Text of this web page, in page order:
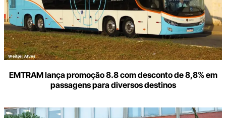
EMTRAM lança promoção 8.8 com desconto de 8,8% em
passagens para diversos destinos